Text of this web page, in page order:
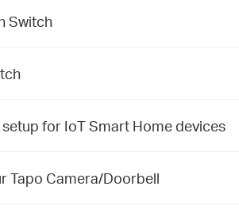
Switch
for IoT Smart Home devices
Tapo Camera/Doorbell